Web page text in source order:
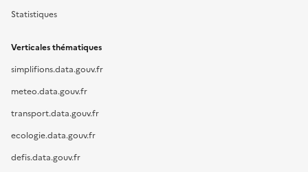
Statistiques
Verticales thématiques
simplifions.data.gouv.fr
meteo.data.gouv.fr
transport.data.gouv.fr
ecologie.data.gouv.fr
defis.data.gouv.fr